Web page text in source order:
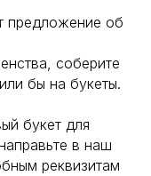
предложение об
соберите
бы на букеты.
букет для
в наш
реквизитам